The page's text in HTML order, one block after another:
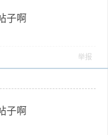
子啊
举报
子啊